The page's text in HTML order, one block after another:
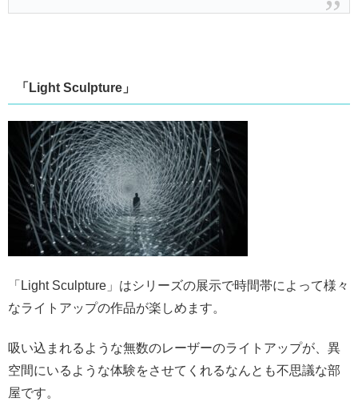
「Light Sculpture」
「Light Sculpture」はシリーズの展示で時間帯によって様々
なライトアップの作品が楽しめます。
吸い込まれるような無数のレーザーのライトアップが、異
空間にいるような体験をさせてくれるなんとも不思議な部
屋です。